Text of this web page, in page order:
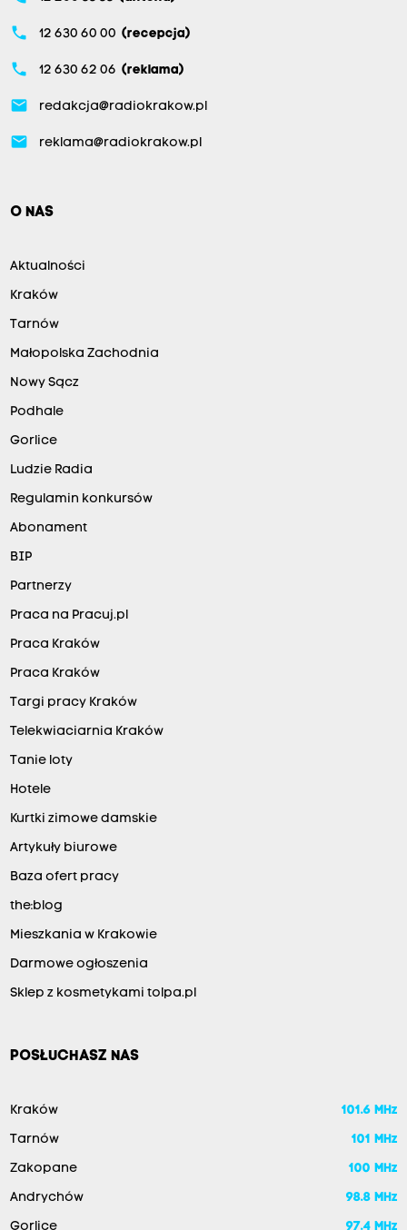
phone 12 630 60 00 (recepcja)
phone 12 630 62 06 (reklama)
email redakcja@radiokrakow.pl
email reklama@radiokrakow.pl
O NAS
Aktualności
Kraków
Tarnów
Małopolska Zachodnia
Nowy Sącz
Podhale
Gorlice
Ludzie Radia
Regulamin konkursów
Abonament
BIP
Partnerzy
Praca na Pracuj.pl
Praca Kraków
Praca Kraków
Targi pracy Kraków
Telekwiaciarnia Kraków
Tanie loty
Hotele
Kurtki zimowe damskie
Artykuły biurowe
Baza ofert pracy
the:blog
Mieszkania w Krakowie
Darmowe ogłoszenia
Sklep z kosmetykami tolpa.pl
POSŁUCHASZ NAS
Kraków 101.6 MHz
Tarnów 101 MHz
Zakopane 100 MHz
Andrychów 98.8 MHz
Gorlice 97.4 MHz